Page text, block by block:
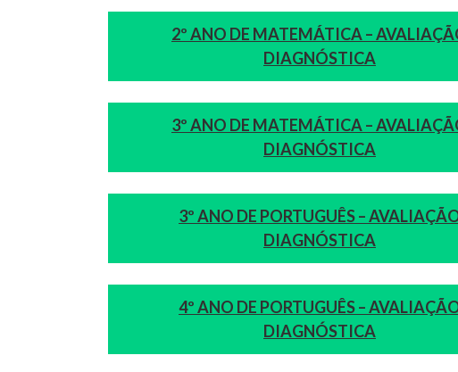
2º ANO DE MATEMÁTICA –
DIAGNÓSTICA
3º ANO DE MATEMÁTICA –
DIAGNÓSTICA
3º ANO DE PORTUGUÊS –
DIAGNÓSTICA
4º ANO DE PORTUGUÊS –
DIAGNÓSTICA